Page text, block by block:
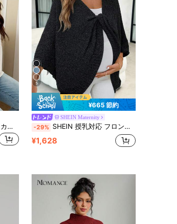
SHEIN マタニティ ソリッドカラー ハーフプラケット ラグラン袖 フィッテッド リブ編みセーター
5
¥665 節約
SHEIN Maternity
-29% SHEIN 授乳対応 フロントツイスト装飾 無地 マタニティセーター 妊婦用 ブラック マタニティカーディガン 妊婦用カバーアップ マタニティ
¥1,628